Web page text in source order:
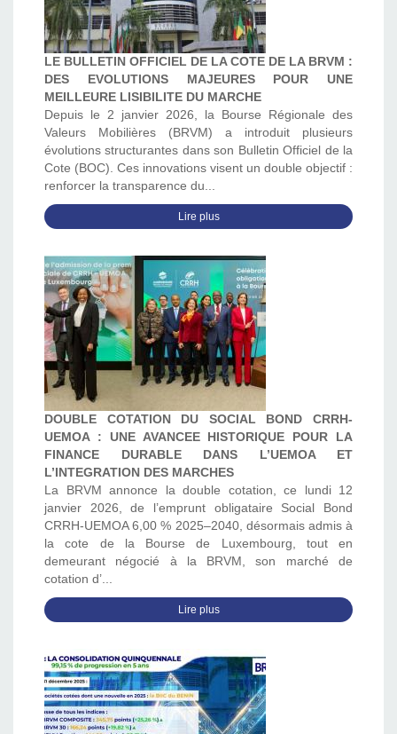
LE BULLETIN OFFICIEL DE LA COTE DE LA BRVM :
DES EVOLUTIONS MAJEURES POUR UNE
MEILLEURE LISIBILITE DU MARCHE
Depuis le 2 janvier 2026, la Bourse Régionale des
Valeurs Mobilières (BRVM) a introduit plusieurs
évolutions structurantes dans son Bulletin Officiel de la
Cote (BOC). Ces innovations visent un double objectif :
renforcer la transparence du...
Lire plus
DOUBLE COTATION DU SOCIAL BOND CRRH-
UEMOA : UNE AVANCEE HISTORIQUE POUR LA
FINANCE DURABLE DANS L’UEMOA ET
L’INTEGRATION DES MARCHES
La BRVM annonce la double cotation, ce lundi 12
janvier 2026, de l’emprunt obligataire Social Bond
CRRH-UEMOA 6,00 % 2025–2040, désormais admis à
la cote de la Bourse de Luxembourg, tout en
demeurant négocié à la BRVM, son marché de
cotation d’...
Lire plus